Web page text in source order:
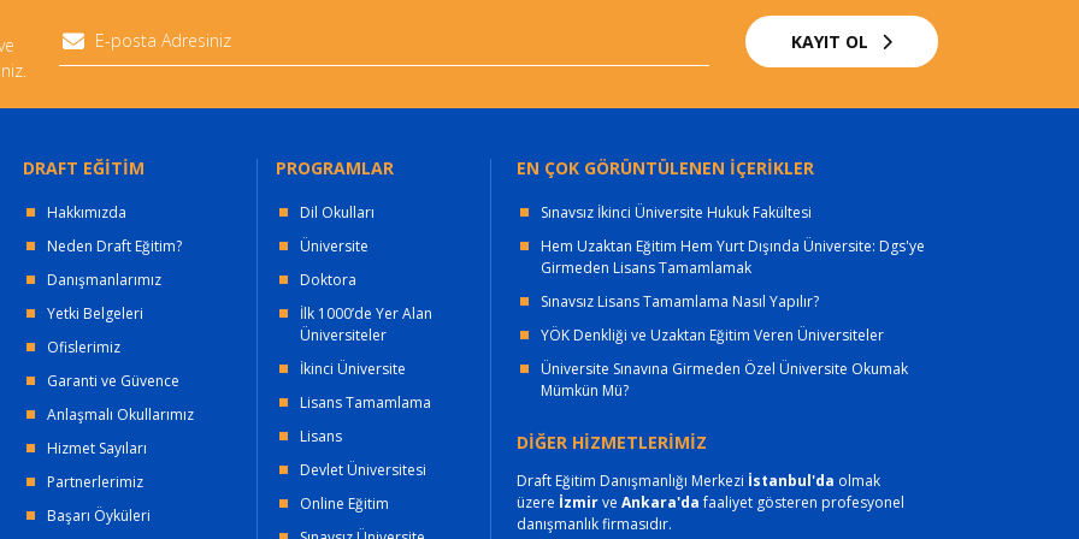
KAYIT OL
DRAFT EĞİTİM
Hakkımızda
Neden Draft Eğitim?
Danışmanlarımız
Yetki Belgeleri
Ofislerimiz
Garanti ve Güvence
Anlaşmalı Okullarımız
Hizmet Sayıları
Partnerlerimiz
Başarı Öyküleri
PROGRAMLAR
Dil Okulları
Üniversite
Doktora
İlk 1000’de Yer Alan
Üniversiteler
İkinci Üniversite
Lisans Tamamlama
Lisans
Devlet Üniversitesi
Online Eğitim
EN ÇOK GÖRÜNTÜLENEN İÇERİKLER
Sınavsız İkinci Üniversite Hukuk Fakültesi
Hem Uzaktan Eğitim Hem Yurt Dışında Üniversite: Dgs'ye
Girmeden Lisans Tamamlamak
Sınavsız Lisans Tamamlama Nasıl Yapılır?
YÖK Denkliği ve Uzaktan Eğitim Veren Üniversiteler
Üniversite Sınavına Girmeden Özel Üniversite Okumak
Mümkün Mü?
DİĞER HİZMETLERİMİZ
Draft Eğitim Danışmanlığı Merkezi İstanbul'da olmak
üzere İzmirve Ankara'dafaaliyet gösteren profesyonel
danışmanlık firmasıdır.